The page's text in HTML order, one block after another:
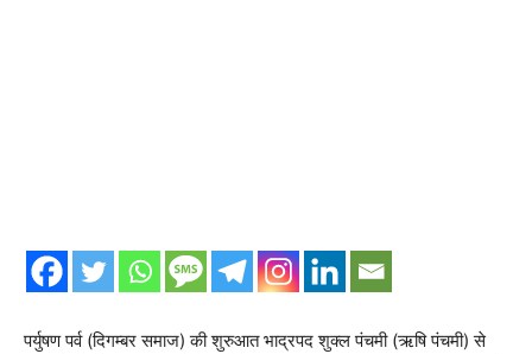
पर्युषण पर्व (दिगम्बर समाज) की शुरुआत भाद्रपद शुक्ल पंचमी (ऋषि पंचमी) से